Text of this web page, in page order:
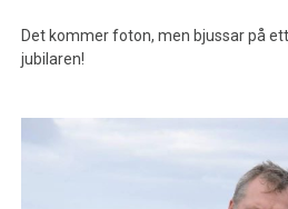
Det kommer foton, men bjussar på
jubilaren!